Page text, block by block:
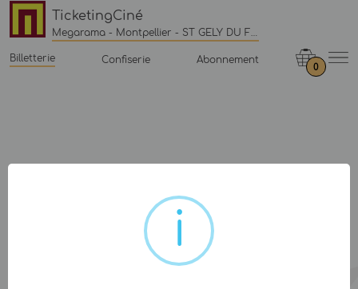
TicketingCiné
Megarama - Montpellier - ST GELY DU FESC
Billetterie Confiserie Abonnement
0